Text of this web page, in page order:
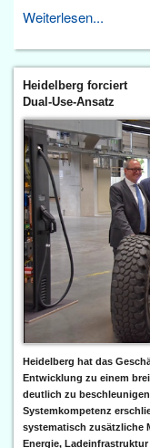
Weiterlesen...
Heidelberg forciert
Dual-Use-Ansatz
Heidelberg hat das
Entwicklung zu einem
deutlich zu
Systemkompetenz
systematisch zusätzliche
Energie,